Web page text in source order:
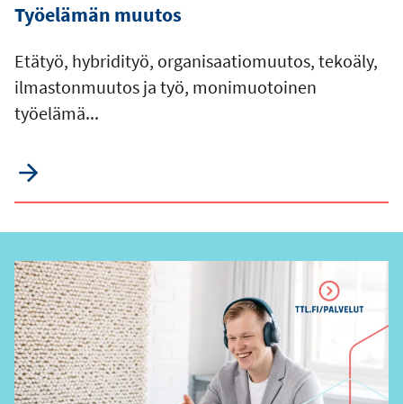
Työelämän muutos
Etätyö, hybridityö, organisaatiomuutos, tekoäly,
ilmastonmuutos ja työ, monimuotoinen
työelämä...